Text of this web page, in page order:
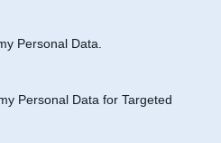
Personal Data.
Personal Data for Targeted